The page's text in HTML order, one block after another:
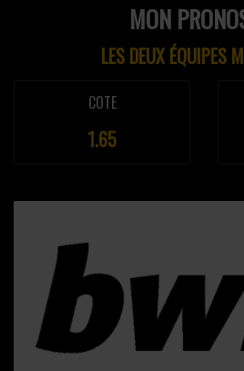
MON
LES DEUX ÉQUIPES
COTE
1.65